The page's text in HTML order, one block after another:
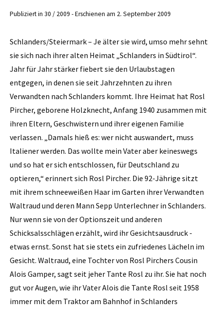
Publiziert in 30 / 2009 - Erschienen am 2. September 2009
Schlanders/Steiermark – Je älter sie wird, umso mehr sehnt
sie sich nach ihrer alten ­Heimat „Schlanders in Südtirol“.
Jahr für Jahr stärker fiebert sie den Urlaubstagen
entgegen, in ­denen sie seit Jahrzehnten zu ihren
Verwandten nach ­Schlanders kommt. Ihre ­Heimat hat Rosl
Pircher, ge­borene Holzknecht, Anfang 1940 zusammen mit
ihren Eltern, Geschwistern und ihrer eigenen Familie
verlassen. „Damals hieß es: wer nicht auswandert, muss
Italiener werden. Das wollte mein Vater aber keineswegs
und so hat er sich entschlossen, für Deutschland zu
optieren,“ erinnert sich Rosl Pircher. Die 92-Jährige sitzt
mit ihrem schneeweißen Haar im Garten ihrer Verwandten
Waltraud und deren Mann Sepp Unterlechner in Schlanders.
Nur wenn sie von der Optionszeit und anderen
Schicksalsschlägen erzählt, wird ihr Gesichtsausdruck ­
etwas ernst. Sonst hat sie stets ein zufriedenes Lächeln im
­Gesicht. Waltraud, eine Tochter von Rosl Pirchers Cousin
Alois Gamper, sagt seit jeher Tante Rosl zu ihr. Sie hat noch
gut vor Augen, wie ihr Vater Alois die Tante Rosl seit 1958
immer mit dem Traktor am Bahnhof in Schlanders